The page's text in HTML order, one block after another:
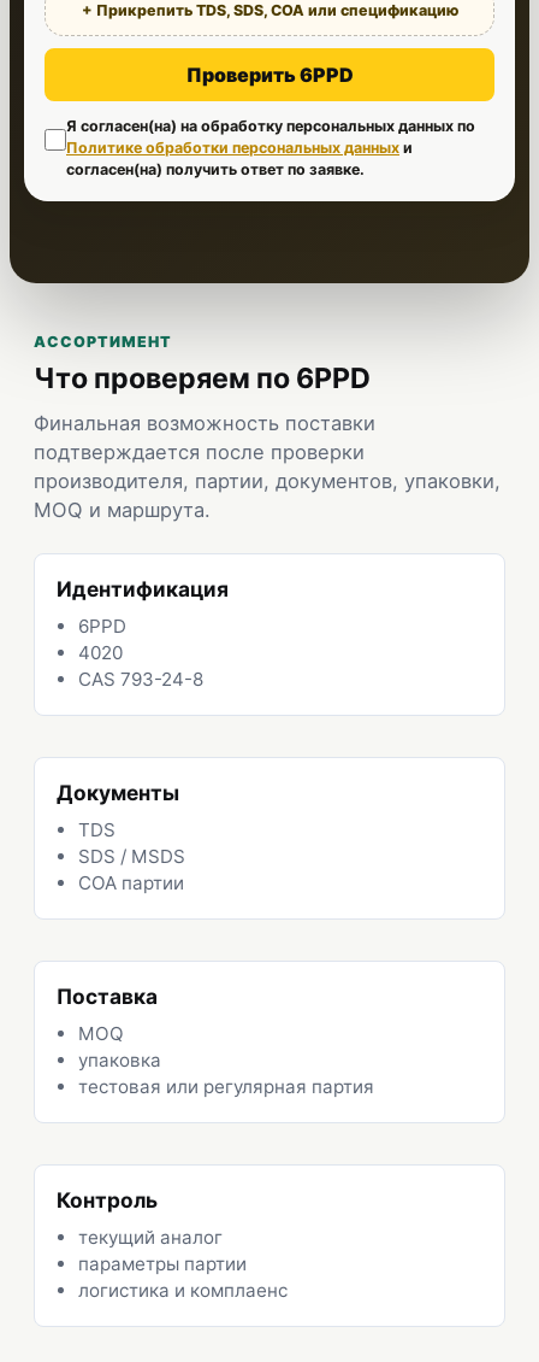
+ Прикрепить TDS, SDS, COA или спецификацию
Проверить 6PPD
Я согласен(на) на обработку персональных данных по
Политике обработки персональных данных и
согласен(на) получить ответ по заявке.
АССОРТИМЕНТ
Что проверяем по 6PPD
Финальная возможность поставки
подтверждается после проверки
производителя, партии, документов, упаковки,
MOQ и маршрута.
Идентификация
6PPD
4020
CAS 793-24-8
Документы
TDS
SDS / MSDS
COA партии
Поставка
MOQ
упаковка
тестовая или регулярная партия
Контроль
текущий аналог
параметры партии
логистика и комплаенс